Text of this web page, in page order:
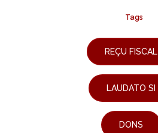
Tags
REÇU FISCAL
LAUDATO SI
DONS